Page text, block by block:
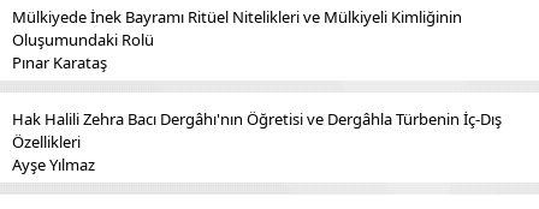
Mülkiyede İnek Bayramı Ritüel Nitelikleri ve Mülkiyeli Kimliğinin
Oluşumundaki Rolü
Pınar Karataş
Hak Halili Zehra Bacı Dergâhı'nın Öğretisi ve Dergâhla Türbenin İç-Dış
Özellikleri
Ayşe Yılmaz